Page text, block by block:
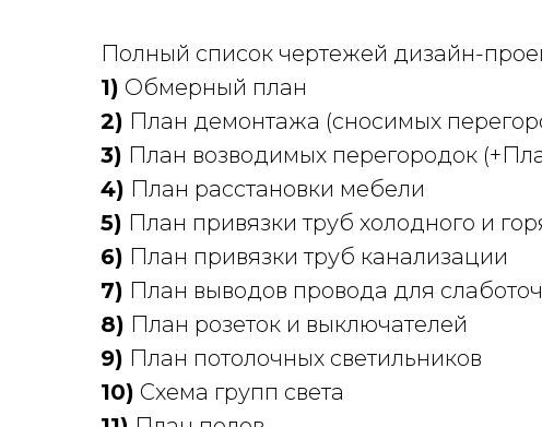
Полный список чертежей дизайн-
1) Обмерный план
2) План демонтажа (сносимых
3) План возводимых перегородок
4) План расстановки мебели
5) План привязки труб холодного и
6) План привязки труб канализации
7) План выводов провода для
8) План розеток и выключателей
9) План потолочных светильников
10) Схема групп света